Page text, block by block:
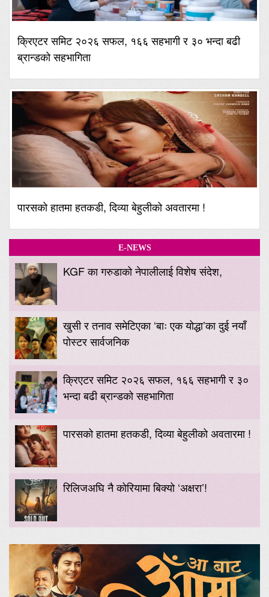
क्रिएटर समिट २०२६ सफल, १६६ सहभागी र ३० भन्दा बढी
ब्रान्डको सहभागिता
पारसको हातमा हतकडी, दिव्या बेहुलीको अवतारमा !
E-NEWS
KGF का गरुडाको नेपालीलाई विशेष संदेश,
खुसी र तनाव समेटिएका ‘बाः एक योद्धा’का दुई नयाँ
पोस्टर सार्वजनिक
क्रिएटर समिट २०२६ सफल, १६६ सहभागी र ३०
भन्दा बढी ब्रान्डको सहभागिता
पारसको हातमा हतकडी, दिव्या बेहुलीको अवतारमा !
रिलिजअघि नै कोरियामा बिक्यो ‘अक्षरा’!